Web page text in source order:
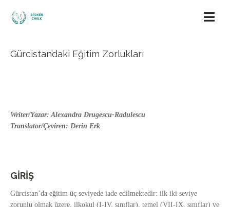
Gürcistan’daki Eğitim Zorlukları
Writer/Yazar: Alexandra Drugescu-Radulescu
Translator/Çeviren: Derin Erk
GİRİŞ
Gürcistan’da eğitim üç seviyede iade edilmektedir: ilk iki seviye
zorunlu olmak üzere, ilkokul (I-IV. sınıflar), temel (VII-IX. sınıflar) ve